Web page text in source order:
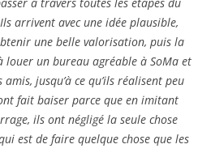
arrivent avec une idée plausible,
une belle valorisation, puis la
louer un bureau agréable à SoMa et
jusqu’à ce qu’ils réalisent peu
fait baiser parce que en imitant
ils ont négligé la seule chose
est de faire quelque chose que les